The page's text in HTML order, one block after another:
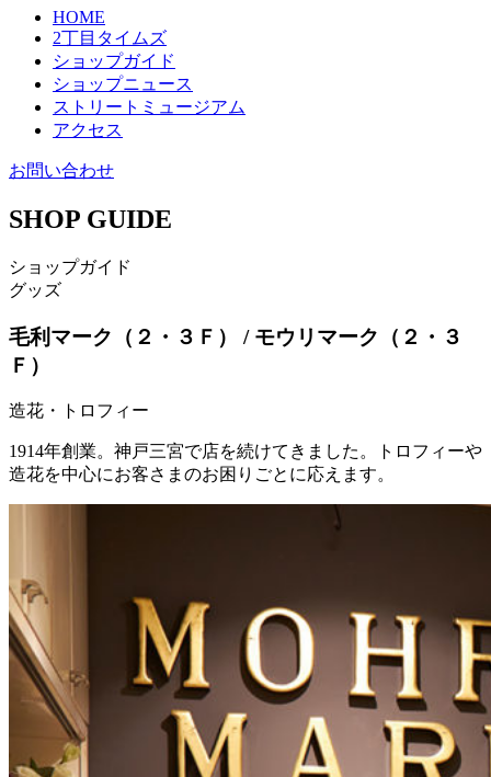
HOME
2丁目タイムズ
ショップガイド
ショップニュース
ストリートミュージアム
アクセス
お問い合わせ
SHOP GUIDE
ショップガイド
グッズ
毛利マーク（２・３Ｆ） / モウリマーク（２・３
Ｆ）
造花・トロフィー
1914年創業。神戸三宮で店を続けてきました。トロフィーや
造花を中心にお客さまのお困りごとに応えます。